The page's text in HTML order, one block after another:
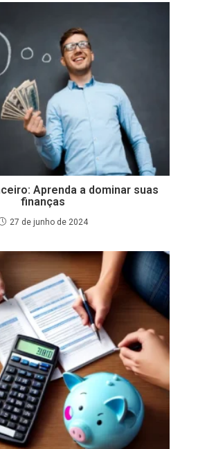
Aprenda a dominar suas
finanças
27 de junho de 2024